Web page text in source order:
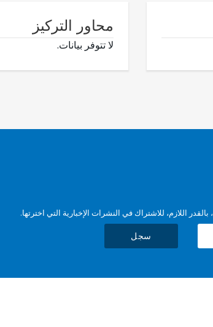
محاور التركيز
لا تتوفر بيانات.
اللازم، للاشتراك في النشرات الإخبارية التي اخترتها.
سجل